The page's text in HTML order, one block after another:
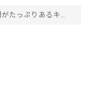
たっぷりあるキャ